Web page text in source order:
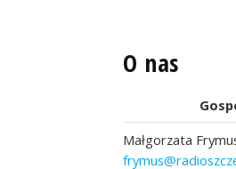
O nas
Małgorzata